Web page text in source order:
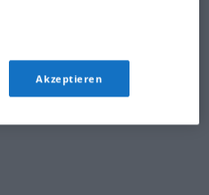
Akzeptieren